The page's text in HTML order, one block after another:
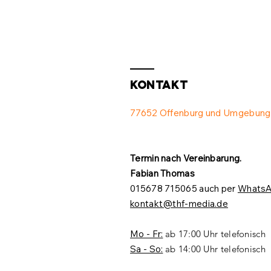
Kontakt
77652 Offenburg und Umgebung
Termin nach Vereinbarung.​
Fabian Thomas
015678 715065 auch per
kontakt@thf-media.de
Mo - Fr: ab 17:00 Uhr telefonisch
Sa - So: ab 14:00 Uhr telefonisch